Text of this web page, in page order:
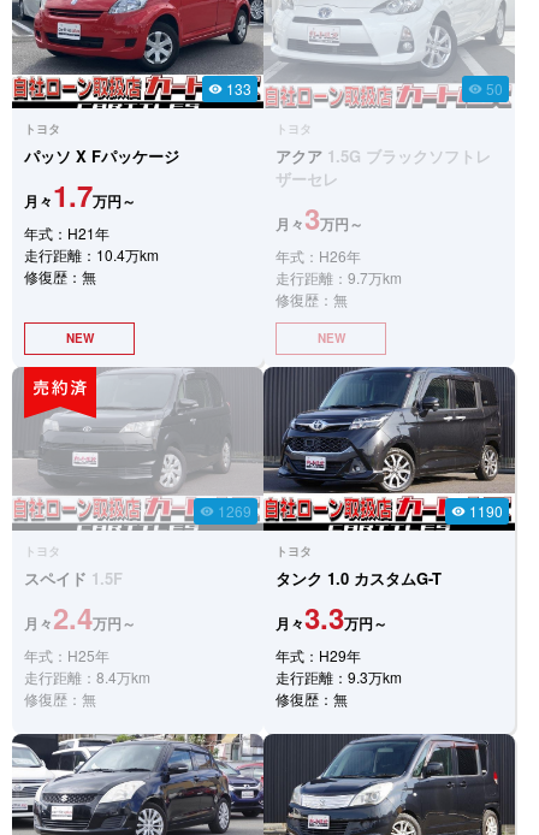
visibility 133
トヨタ
パッソ X Fパッケージ
月々1.7万円～
年式：H21年
走行距離：10.4万km
修復歴：無
NEW
visibility 50
トヨタ
アクア 1.5G ブラックソフトレ
ザーセレ
月々3万円～
年式：H26年
走行距離：9.7万km
修復歴：無
NEW
visibility 1269
トヨタ
スペイド 1.5F
月々2.4万円～
年式：H25年
走行距離：8.4万km
修復歴：無
visibility 1190
トヨタ
タンク 1.0 カスタムG-T
月々3.3万円～
年式：H29年
走行距離：9.3万km
修復歴：無